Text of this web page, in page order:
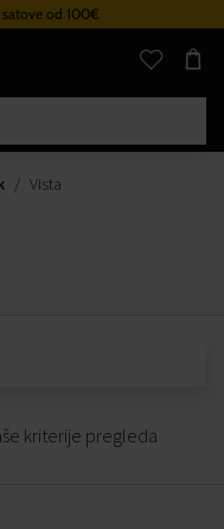
od 100€
Vista
kriterije pregleda